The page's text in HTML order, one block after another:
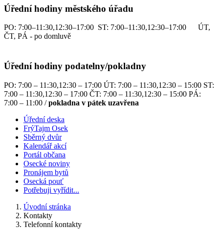
Úřední hodiny městského úřadu
PO: 7:00–11:30,12:30–17:00 ST: 7:00–11:30,12:30–17:00 ÚT,
ČT, PÁ - po domluvě
Úřední hodiny podatelny/pokladny
PO: 7:00 – 11:30,12:30 – 17:00 ÚT: 7:00 – 11:30,12:30 – 15:00 ST:
7:00 – 11:30,12:30 – 17:00 ČT: 7:00 – 11:30,12:30 – 15:00 PÁ:
7:00 – 11:00 /pokladna v pátek uzavřena
Úřední deska
FrýTajm Osek
Sběrný dvůr
Kalendář akcí
Portál občana
Osecké noviny
Pronájem bytů
Osecká pouť
Potřebuji vyřídit...
Úvodní stránka
Kontakty
Telefonní kontakty